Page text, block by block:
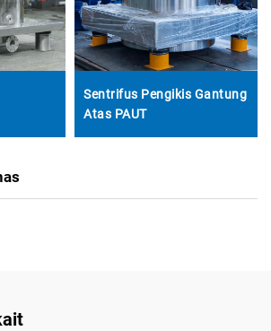
Sentrifus Pengikis Gantung
Atas PAUT